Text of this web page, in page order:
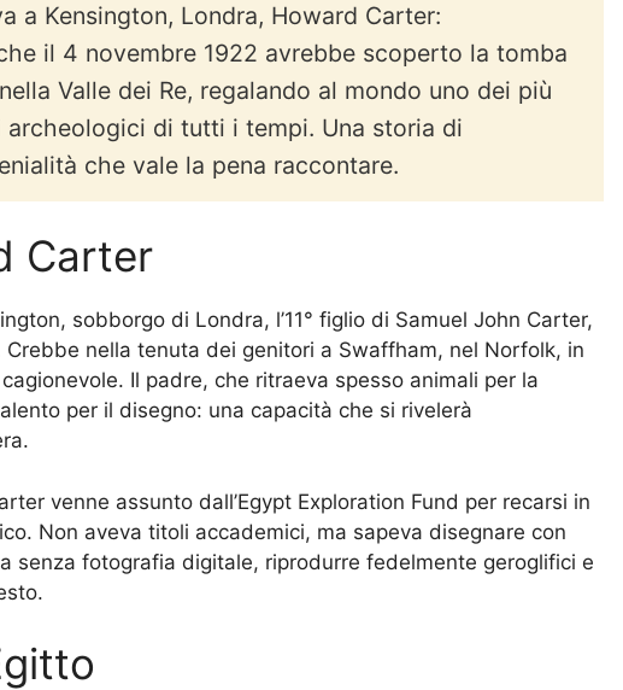
a Kensington, Londra, Howard Carter:
il 4 novembre 1922 avrebbe scoperto la tomba
Valle dei Re, regalando al mondo uno dei più
di tutti i tempi. Una storia di
che vale la pena raccontare.
Carter
sobborgo di Londra, l’11° figlio di Samuel John Carter,
nella tenuta dei genitori a Swaffham, nel Norfolk, in
Il padre, che ritraeva spesso animali per la
per il disegno: una capacità che si rivelerà
venne assunto dall’Egypt Exploration Fund per recarsi in
Non aveva titoli accademici, ma sapeva disegnare con
senza fotografia digitale, riprodurre fedelmente geroglifici e